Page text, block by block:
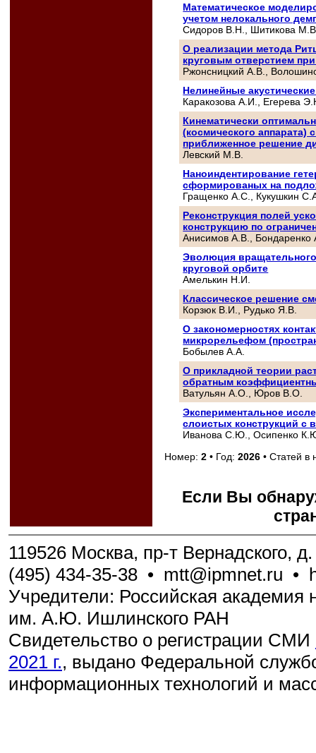
Математическое
учетом нелокального
Сидоров В.Н., Шитикова
О реализации метода
круговым отверстием
Ржонсницкий А.В.,
Нелинейные
Каракозова А.И., Егерева
Кинематически
(космического аппарата)
приближенное решение
Левский М.В.
Наноиндентирование
сформированых на
Гращенко А.С., Кукушкин
Реконструкция полей
конструкцию по
Анисимов А.В.,
Эволюция
круговой орбите
Амелькин Н.И.
Классическое решение
Корзюк В.И., Рудько Я.В.
О закономерностях
микрорельефом
Бобылев А.А.
О прикладной теории
обратным
Ватульян А.О., Юров В.О.
Экспериментальное
слоистых конструкций с
Иванова С.Ю., Осипенко
Номер:2 • Год:2026 • Статей
Если Вы
119526 Москва, пр-т Вернадского,
(495) 434-35-38 • mtt@ipmnet.ru •
Учредители: Российская академия
им. А.Ю. Ишлинского РАН
Свидетельство о регистрации СМИ
2021 г., выдано Федеральной
информационных технологий и